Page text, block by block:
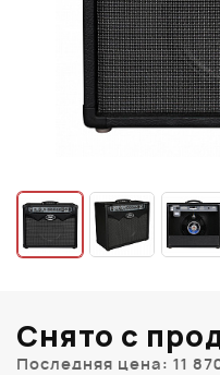
Снято с
Последняя цена: 11